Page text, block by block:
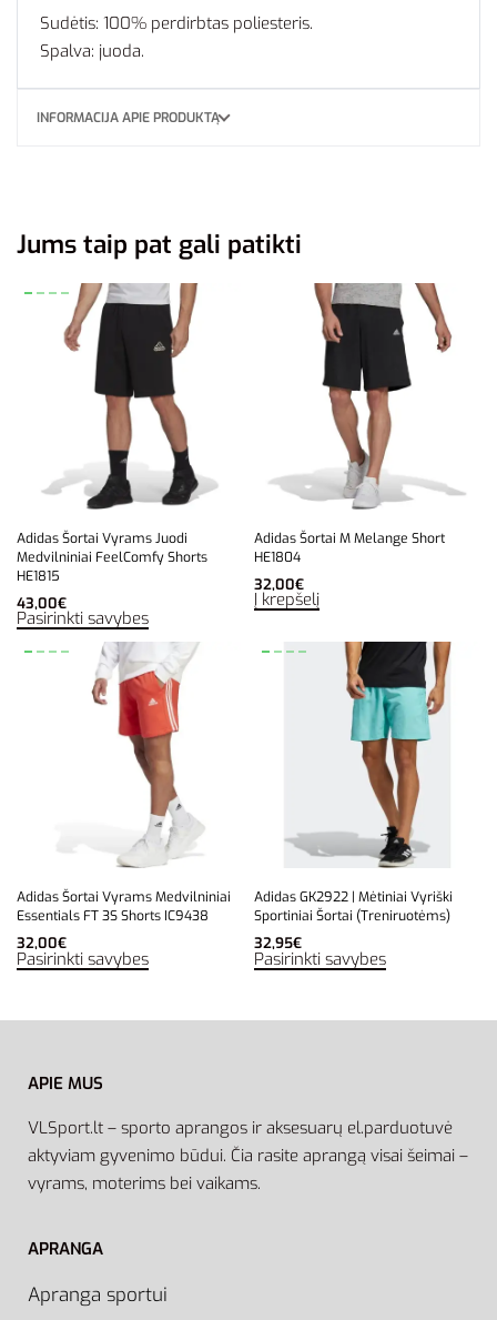
Sudėtis: 100% perdirbtas poliesteris.
Spalva: juoda.
INFORMACIJA APIE PRODUKTĄ
Jums taip pat gali patikti
Adidas Šortai Vyrams Juodi
Medvilniniai FeelComfy Shorts
HE1815
43,00€
Pasirinkti savybes
Adidas Šortai M Melange Short
HE1804
32,00€
Į krepšelį
Adidas Šortai Vyrams Medvilniniai
Essentials FT 3S Shorts IC9438
32,00€
Pasirinkti savybes
Adidas GK2922 | Mėtiniai Vyriški
Sportiniai Šortai (Treniruotėms)
32,95€
Pasirinkti savybes
APIE MUS
VLSport.lt – sporto aprangos ir aksesuarų el.parduotuvė
aktyviam gyvenimo būdui. Čia rasite aprangą visai šeimai –
vyrams, moterims bei vaikams.
APRANGA
Apranga sportui